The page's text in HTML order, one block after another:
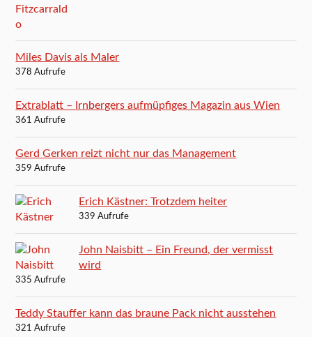
Miles Davis als Maler
378 Aufrufe
Extrablatt – Irnbergers aufmüpfiges Magazin aus Wien
361 Aufrufe
Gerd Gerken reizt nicht nur das Management
359 Aufrufe
Erich Kästner: Trotzdem heiter
339 Aufrufe
John Naisbitt – Ein Freund, der vermisst
wird
335 Aufrufe
Teddy Stauffer kann das braune Pack nicht ausstehen
321 Aufrufe